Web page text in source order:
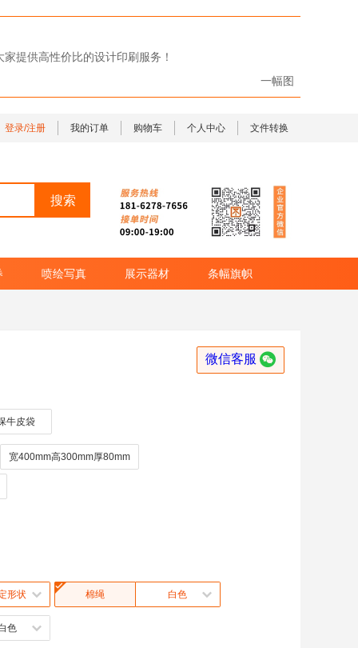
提供高性价比的设计印刷服务！
一幅图
登录/注册 我的订单 购物车 个人中心 文件转换
喷绘写真 展示器材 条幅旗帜
微信客服 
牛皮袋
宽400mm高300mm厚80mm
形状  棉绳 白色
色